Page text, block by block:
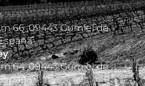
66 ,09443 Gumiel de
64 ,09443 Gumiel de